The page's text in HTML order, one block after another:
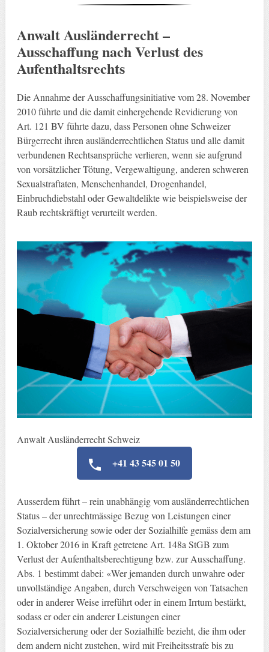
Anwalt Ausländerrecht –
Ausschaffung nach Verlust des
Aufenthaltsrechts
Die Annahme der Ausschaffungsinitiative vom 28. November
2010 führte und die damit einhergehende Revidierung von
Art. 121 BV führte dazu, dass Personen ohne Schweizer
Bürgerrecht ihren ausländerrechtlichen Status und alle damit
verbundenen Rechtsansprüche verlieren, wenn sie aufgrund
von vorsätzlicher Tötung, Vergewaltigung, anderen schweren
Sexualstraftaten, Menschenhandel, Drogenhandel,
Einbruchdiebstahl oder Gewaltdelikte wie beispielsweise der
Raub rechtskräftigt verurteilt werden.
Anwalt Ausländerrecht Schweiz
+41 43 545 01 50
Ausserdem führt – rein unabhängig vom ausländerrechtlichen
Status – der unrechtmässige Bezug von Leistungen einer
Sozialversicherung sowie oder der Sozialhilfe gemäss dem am
1. Oktober 2016 in Kraft getretene Art. 148a StGB zum
Verlust der Aufenthaltsberechtigung bzw. zur Ausschaffung.
Abs. 1 bestimmt dabei: «Wer jemanden durch unwahre oder
unvollständige Angaben, durch Verschweigen von Tatsachen
oder in anderer Weise irreführt oder in einem Irrtum bestärkt,
sodass er oder ein anderer Leistungen einer
Sozialversicherung oder der Sozialhilfe bezieht, die ihm oder
dem andern nicht zustehen, wird mit Freiheitsstrafe bis zu